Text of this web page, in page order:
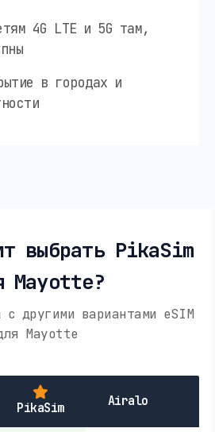
4G LTE и 5G там,
в городах и
выбрать PikaSim
Mayotte?
другими вариантами eSIM
Mayotte
PikaSim Airalo